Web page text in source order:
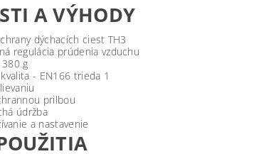
A VÝHODY
dýchacích ciest TH3
regulácia prúdenia vzduchu
g
- EN166 trieda 1
prilbou
údržba
a nastavenie